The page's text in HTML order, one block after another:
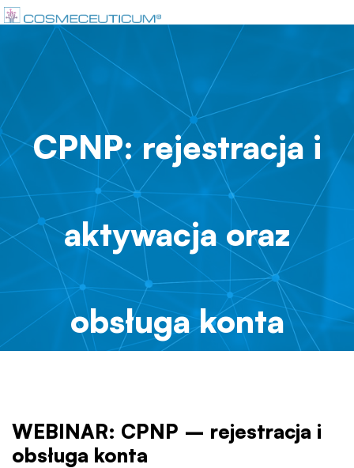
CPNP: rejestracja i
aktywacja oraz
obsługa konta
WEBINAR: CPNP – rejestracja i
obsługa konta